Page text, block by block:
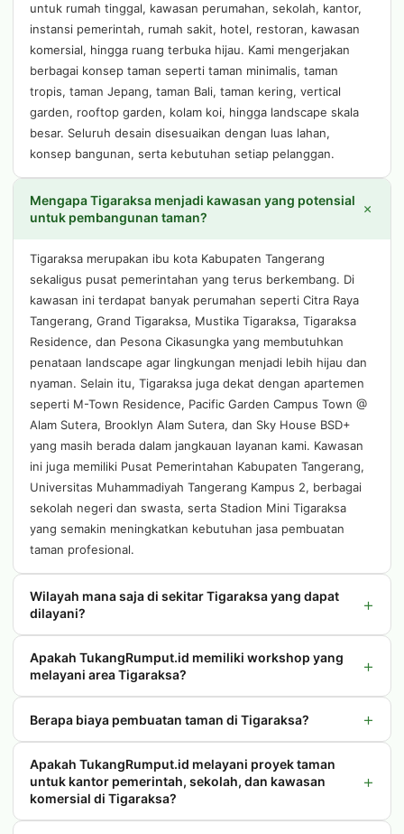
untuk rumah tinggal, kawasan perumahan, sekolah, kantor,
instansi pemerintah, rumah sakit, hotel, restoran, kawasan
komersial, hingga ruang terbuka hijau. Kami mengerjakan
berbagai konsep taman seperti taman minimalis, taman
tropis, taman Jepang, taman Bali, taman kering, vertical
garden, rooftop garden, kolam koi, hingga landscape skala
besar. Seluruh desain disesuaikan dengan luas lahan,
konsep bangunan, serta kebutuhan setiap pelanggan.
Mengapa Tigaraksa menjadi kawasan yang potensial
untuk pembangunan taman?
+
Tigaraksa merupakan ibu kota Kabupaten Tangerang
sekaligus pusat pemerintahan yang terus berkembang. Di
kawasan ini terdapat banyak perumahan seperti Citra Raya
Tangerang, Grand Tigaraksa, Mustika Tigaraksa, Tigaraksa
Residence, dan Pesona Cikasungka yang membutuhkan
penataan landscape agar lingkungan menjadi lebih hijau dan
nyaman. Selain itu, Tigaraksa juga dekat dengan apartemen
seperti M-Town Residence, Pacific Garden Campus Town @
Alam Sutera, Brooklyn Alam Sutera, dan Sky House BSD+
yang masih berada dalam jangkauan layanan kami. Kawasan
ini juga memiliki Pusat Pemerintahan Kabupaten Tangerang,
Universitas Muhammadiyah Tangerang Kampus 2, berbagai
sekolah negeri dan swasta, serta Stadion Mini Tigaraksa
yang semakin meningkatkan kebutuhan jasa pembuatan
taman profesional.
Wilayah mana saja di sekitar Tigaraksa yang dapat
dilayani?
+
Apakah TukangRumput.id memiliki workshop yang
melayani area Tigaraksa?
+
Berapa biaya pembuatan taman di Tigaraksa? +
Apakah TukangRumput.id melayani proyek taman
untuk kantor pemerintah, sekolah, dan kawasan
komersial di Tigaraksa?
+